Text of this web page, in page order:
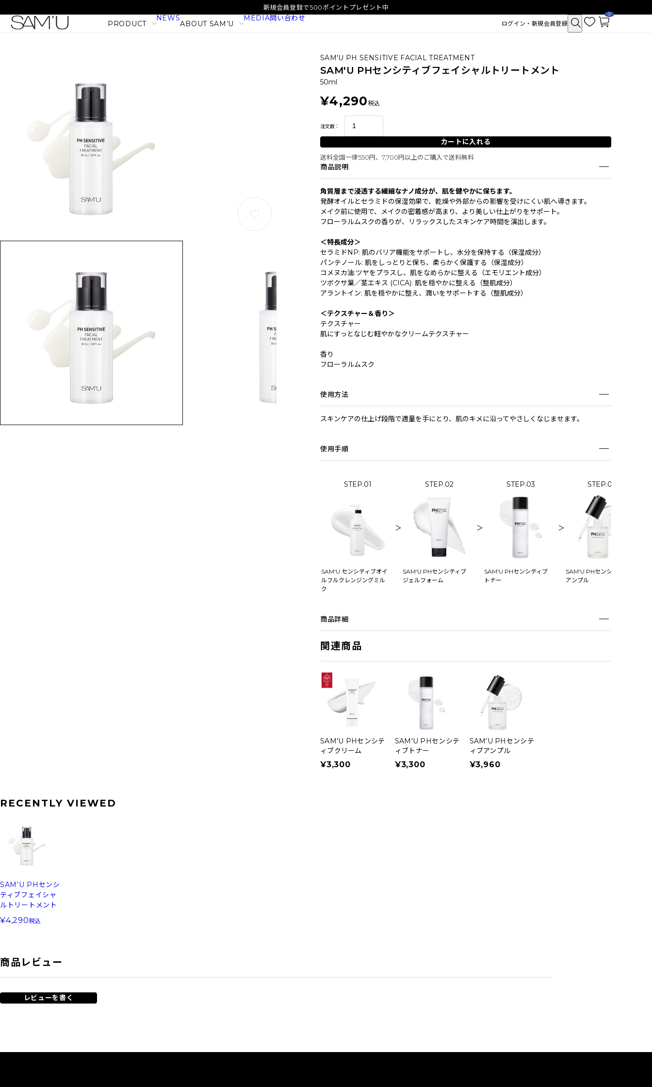
新規会員登録で500ポイントプレゼント中
PRODUCT
BODY CARE
2,420
パウダーウォッシュ
1,980税込 2,530税込
NEWS
ABOUT SAM’U
MEDIA問い合わせ
ログイン・新規会員登録
お
気
カ
0
SAM'U PH SENSITIVE FACIAL TREATMENT
SAM'U PHセンシティブフェイシャルトリートメント
50ml
¥4,290 税込
注文数：
カートに入れる
送料全国一律550円、7,700円以上のご購入で送料無料
商品説明
角質層まで浸透する繊細なナノ成分が、肌を健やかに保ちます。
発酵オイルとセラミドの保湿効果で、乾燥や外部からの影響を受けにくい肌へ導きます。
メイク前に使用で、メイクの密着感が高まり、より美しい仕上がりをサポート。
フローラルムスクの香りが、リラックスしたスキンケア時間を演出します。
＜特長成分＞
セラミドNP: 肌のバリア機能をサポートし、水分を保持する（保湿成分）
パンテノール: 肌をしっとりと保ち、柔らかく保護する（保湿成分）
コメヌカ油:ツヤをプラスし、肌をなめらかに整える（エモリエント成分）
ツボクサ葉／茎エキス (CICA): 肌を穏やかに整える（整肌成分）
アラントイン: 肌を穏やかに整え、潤いをサポートする（整肌成分）
＜テクスチャー＆香り＞
テクスチャー
肌にすっとなじむ軽やかなクリームテクスチャー
香り
フローラルムスク
使用方法
スキンケアの仕上げ段階で適量を手にとり、肌のキメに沿ってやさしくなじませます。
使用手順
STEP.01 STEP.02 STEP.03 STEP.04
＞ ＞ ＞
SAM'U センシティブオイ
ルフルクレンジングミル
ク
SAM'U PHセンシティブ
ジェルフォーム
SAM'U PHセンシティブ
トナー
SAM'U PHセンシティブ
アンプル
商品詳細
関連商品
SAM'U PHセンシテ
ィブクリーム
¥3,300
SAM'U PHセンシテ
ィブトナー
¥3,300
SAM'U PHセンシテ
ィブアンプル
¥3,960
RECENTLY VIEWED
SAM'U PHセンシ
ティブフェイシャ
ルトリートメント
4,290税込
商品レビュー
レビューを書く